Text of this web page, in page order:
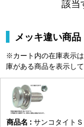
該当
メッキ違い商品
※カート内の在庫表示
庫がある商品を表示して
サンコタイト